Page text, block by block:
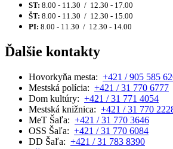
ST: 8.00 - 11.30 / 12.30 - 17.00
ŠT: 8.00 - 11.30 / 12.30 - 15.00
PI: 8.00 - 11.30 / 12.30 - 14.00
Ďalšie kontakty
Hovorkyňa mesta: +421 / 905 585
Mestská polícia: +421 / 31 770 6777
Dom kultúry: +421 / 31 771 4054
Mestská knižnica: +421 / 31 770
MeT Šaľa: +421 / 31 770 3646
OSS Šaľa: +421 / 31 770 6084
DD Šaľa: +421 / 31 783 8390